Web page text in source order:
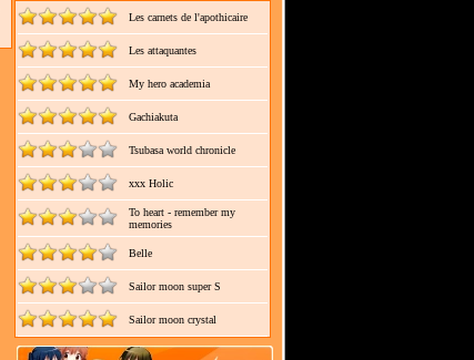
Les carnets de l'apothicaire
Les attaquantes
My hero academia
Gachiakuta
Tsubasa world chronicle
xxx Holic
To heart - remember my
memories
Belle
Sailor moon super S
Sailor moon crystal